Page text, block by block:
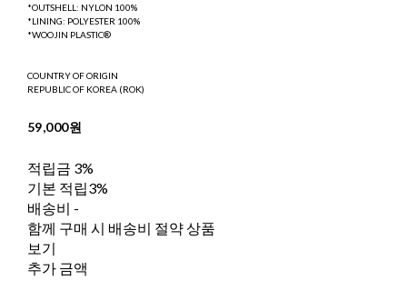
*OUTSHELL: NYLON 100%
*LINING: POLYESTER 100%
*WOOJIN PLASTIC®
COUNTRY OF ORIGIN
REPUBLIC OF KOREA (ROK)
59,000원
적립금 3%
기본 적립3%
배송비 -
함께 구매 시 배송비 절약 상품
보기
추가 금액